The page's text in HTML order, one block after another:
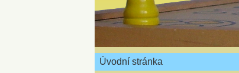
Úvodní stránka